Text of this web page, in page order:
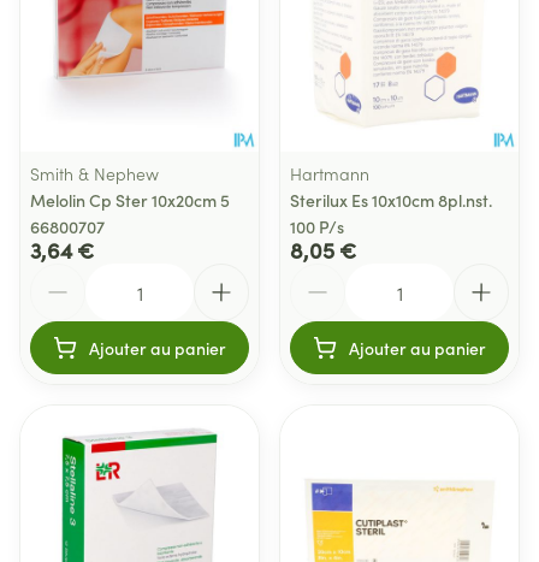
Smith & Nephew
Melolin Cp Ster 10x20cm 5
66800707
3,64 €
Ajouter au panier
Hartmann
Sterilux Es 10x10cm 8pl.nst.
100 P/s
8,05 €
Ajouter au panier